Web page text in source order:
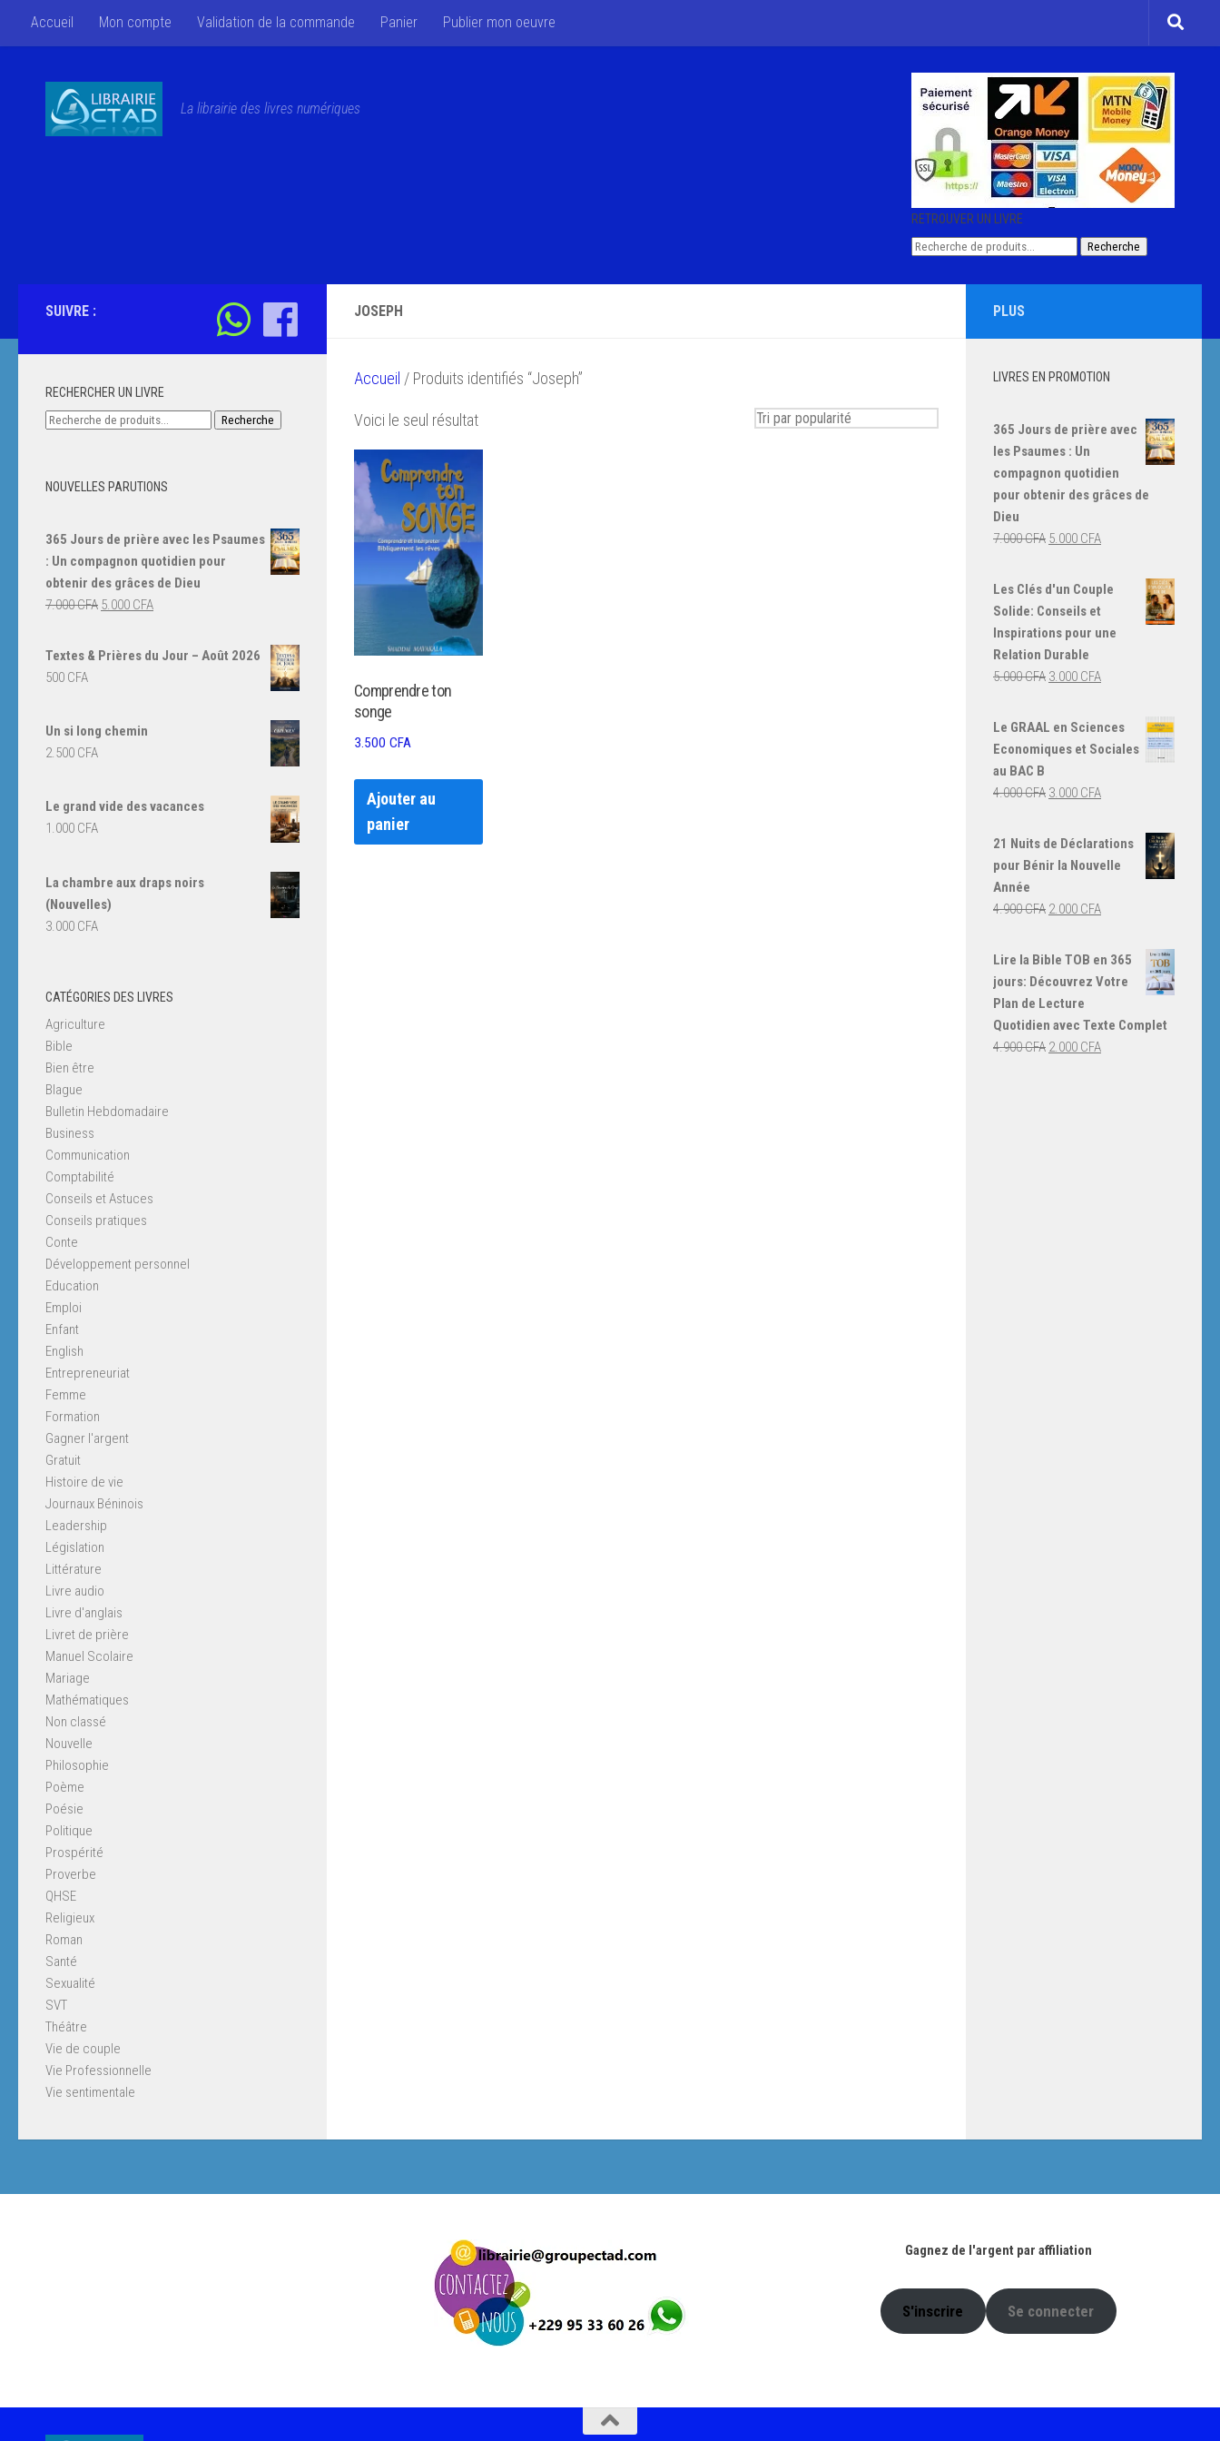
Skip to content
Accueil Mon compte Validation de la commande Panier Publier mon oeuvre
La librairie des livres numériques
RETROUVER UN LIVRE
Recherche
Recherche
JOSEPH
Accueil / Produits identifiés “Joseph”
Voici le seul résultat
Comprendre ton
songe
3.500 CFA
Ajouter au
panier
SUIVRE :
RECHERCHER UN LIVRE
Recherche
Recherche
NOUVELLES PARUTIONS
365 Jours de prière avec les Psaumes
: Un compagnon quotidien pour
obtenir des grâces de Dieu
7.000CFA Le
initial
5.000 CFALe
actuel
Textes & Prières du Jour – Août 2026
500 CFA
Un si long chemin
2.500 CFA
Le grand vide des vacances
1.000 CFA
La chambre aux draps noirs
(Nouvelles)
3.000 CFA
CATÉGORIES DES LIVRES
Agriculture
Bible
Bien être
Blague
Bulletin Hebdomadaire
Business
Communication
Comptabilité
Conseils et Astuces
Conseils pratiques
Conte
Développement personnel
Education
Emploi
Enfant
English
Entrepreneuriat
Femme
Formation
Gagner l'argent
Gratuit
Histoire de vie
Journaux Béninois
Leadership
Législation
Littérature
Livre audio
Livre d'anglais
Livret de prière
Manuel Scolaire
Mariage
Mathématiques
Non classé
Nouvelle
Philosophie
Poème
Poésie
Politique
Prospérité
Proverbe
QHSE
Religieux
Roman
Santé
Sexualité
SVT
Théâtre
Vie de couple
Vie Professionnelle
Vie sentimentale
PLUS
LIVRES EN PROMOTION
365 Jours de prière avec
les Psaumes : Un
compagnon quotidien
pour obtenir des grâces de
Dieu
7.000CFA Le
initial
était :
5.000 CFALe
actuel
5.000 CFA.
Les Clés d'un Couple
Solide: Conseils et
Inspirations pour une
Relation Durable
5.000CFA Le
initial
3.000 CFALe
est :
3.000 CFA.
Le GRAAL en Sciences
Economiques et Sociales
au BAC B
4.000CFA Le
initial
était :
3.000 CFALe
actuel
est :
3.000 CFA.
21 Nuits de Déclarations
pour Bénir la Nouvelle
Année
4.900CFA Le
initial
4.900 CFA.
2.000 CFALe
actuel
est :
2.000 CFA.
Lire la Bible TOB en 365
jours: Découvrez Votre
Plan de Lecture
Quotidien avec Texte Complet
4.900CFA Le
2.000 CFALe
Gagnez de l'argent par affiliation
S'inscrire Se connecter